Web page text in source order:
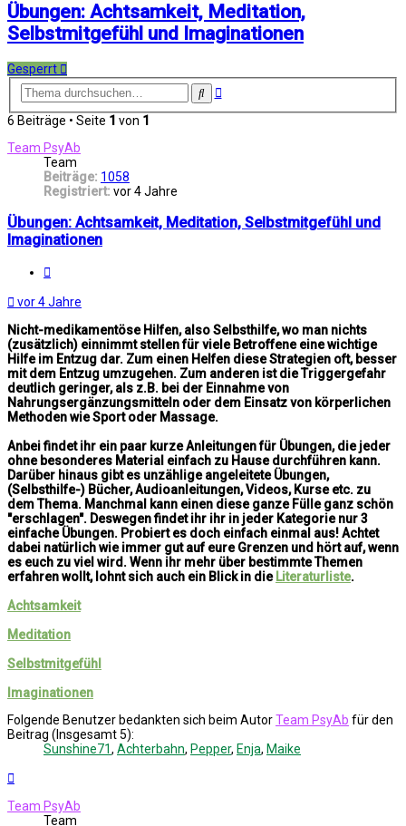
Übungen: Achtsamkeit, Meditation,
Selbstmitgefühl und Imaginationen
Gesperrt
SucheErweiterte
6 Beiträge • Seite 1 von 1
Team PsyAb
Team
Beiträge: 1058
Registriert: vor 4 Jahre
Übungen: Achtsamkeit, Meditation, Selbstmitgefühl und
Imaginationen
vor 4 Jahre
Nicht-medikamentöse Hilfen, also Selbsthilfe, wo man nichts
(zusätzlich) einnimmt stellen für viele Betroffene eine wichtige
Hilfe im Entzug dar. Zum einen Helfen diese Strategien oft, besser
mit dem Entzug umzugehen. Zum anderen ist die Triggergefahr
deutlich geringer, als z.B. bei der Einnahme von
Nahrungsergänzungsmitteln oder dem Einsatz von körperlichen
Methoden wie Sport oder Massage.
Anbei findet ihr ein paar kurze Anleitungen für Übungen, die jeder
ohne besonderes Material einfach zu Hause durchführen kann.
Darüber hinaus gibt es unzählige angeleitete Übungen,
(Selbsthilfe-) Bücher, Audioanleitungen, Videos, Kurse etc. zu
dem Thema. Manchmal kann einen diese ganze Fülle ganz schön
"erschlagen". Deswegen findet ihr ihr in jeder Kategorie nur 3
einfache Übungen. Probiert es doch einfach einmal aus! Achtet
dabei natürlich wie immer gut auf eure Grenzen und hört auf, wenn
es euch zu viel wird. Wenn ihr mehr über bestimmte Themen
erfahren wollt, lohnt sich auch ein Blick in die Literaturliste.
Achtsamkeit
Meditation
Selbstmitgefühl
Imaginationen
Folgende Benutzer bedankten sich beim AutorTeam PsyAb für den
Beitrag (Insgesamt 5):
Sunshine71, Achterbahn, Pepper, Enja, Maike
Team PsyAb
Team